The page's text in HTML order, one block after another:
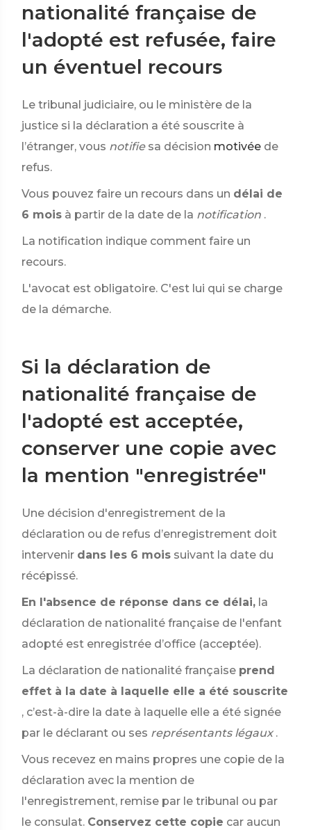
nationalité française de
l'adopté est refusée, faire
un éventuel recours
Le tribunal judiciaire, ou le ministère de la
justice si la déclaration a été souscrite à
l’étranger, vous notifie sa décision motivée de
refus.
Vous pouvez faire un recours dans un délai de
6 mois à partir de la date de la notification .
La notification indique comment faire un
recours.
L'avocat est obligatoire. C'est lui qui se charge
de la démarche.
Si la déclaration de
nationalité française de
l'adopté est acceptée,
conserver une copie avec
la mention "enregistrée"
Une décision d'enregistrement de la
déclaration ou de refus d’enregistrement doit
intervenir dans les 6 mois suivant la date du
récépissé.
En l'absence de réponse dans ce délai, la
déclaration de nationalité française de l'enfant
adopté est enregistrée d’office (acceptée).
La déclaration de nationalité française prend
effet à la date à laquelle elle a été souscrite
, c’est-à-dire la date à laquelle elle a été signée
par le déclarant ou ses représentants légaux .
Vous recevez en mains propres une copie de la
déclaration avec la mention de
l'enregistrement, remise par le tribunal ou par
le consulat. Conservez cette copie car aucun